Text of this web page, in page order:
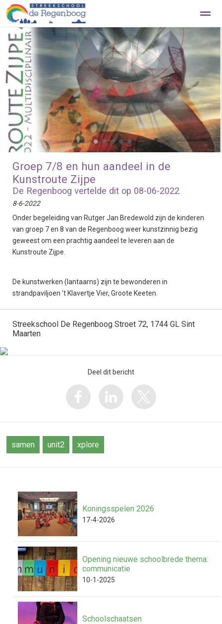
Beleef de Regenboog met een rondleiding Contact
Home Foto's Zoeken Nieuws
● ● ● ● ●
Groep 7/8 en hun aandeel in de
Kunstroute Zijpe
De Regenboog vertelde dit op 08-06-2022
8-6-2022
Onder begeleiding van Rutger Jan Bredewold zijn de kinderen
van groep 7 en 8 van de Regenboog weer kunstzinnig bezig
geweest om een prachtig aandeel te leveren aan de
Kunstroute Zijpe.
De kunstwerken (lantaarns) zijn te bewonderen in
strandpaviljoen 't Klavertje Vier, Groote Keeten.
Streekschool De Regenboog Stroet 72, 1744 GL Sint
Maarten
Deel dit bericht
samen unit2 xplore
Koningsspelen 2026
17-4-2026
Opening nieuwe schoolbrede thema:
communicatie
10-1-2025
Schoolschaatsen